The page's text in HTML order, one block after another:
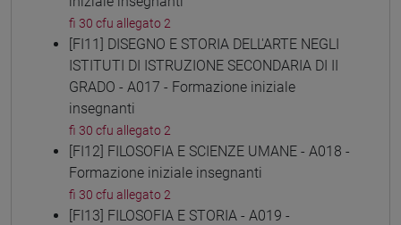
fi 30 cfu allegato 2
[FI11] DISEGNO E STORIA DELL'ARTE NEGLI
ISTITUTI DI ISTRUZIONE SECONDARIA DI II
GRADO - A017 - Formazione iniziale
insegnanti
fi 30 cfu allegato 2
[FI12] FILOSOFIA E SCIENZE UMANE - A018 -
Formazione iniziale insegnanti
fi 30 cfu allegato 2
[FI13] FILOSOFIA E STORIA - A019 -